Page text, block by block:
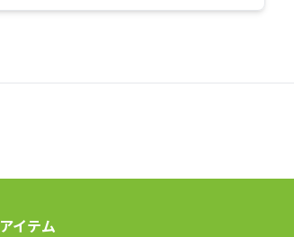
アイテム